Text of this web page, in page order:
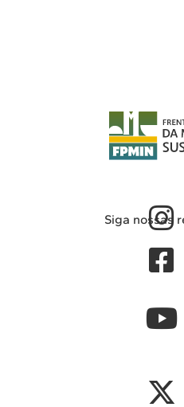
Siga nossas